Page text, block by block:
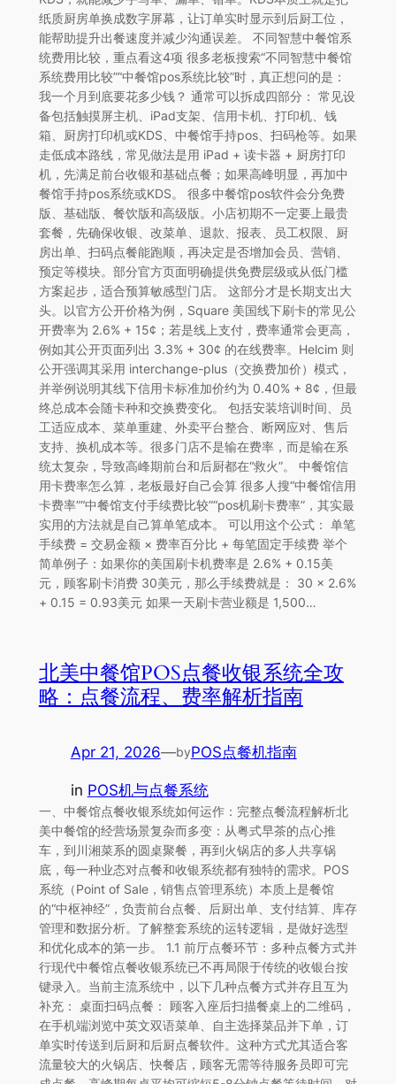
纸质厨房单换成数字屏幕，让订单实时显示到后厨工位，
能帮助提升出餐速度并减少沟通误差。 不同智慧中餐馆系
统费用比较，重点看这4项 很多老板搜索“不同智慧中餐馆
系统费用比较”“中餐馆pos系统比较”时，真正想问的是：
我一个月到底要花多少钱？ 通常可以拆成四部分： 常见设
备包括触摸屏主机、iPad支架、信用卡机、打印机、钱
箱、厨房打印机或KDS、中餐馆手持pos、扫码枪等。如果
走低成本路线，常见做法是用 iPad + 读卡器 + 厨房打印
机，先满足前台收银和基础点餐；如果高峰明显，再加中
餐馆手持pos系统或KDS。 很多中餐馆pos软件会分免费
版、基础版、餐饮版和高级版。小店初期不一定要上最贵
套餐，先确保收银、改菜单、退款、报表、员工权限、厨
房出单、扫码点餐能跑顺，再决定是否增加会员、营销、
预定等模块。部分官方页面明确提供免费层级或从低门槛
方案起步，适合预算敏感型门店。 这部分才是长期支出大
头。以官方公开价格为例，Square 美国线下刷卡的常见公
开费率为 2.6% + 15¢；若是线上支付，费率通常会更高，
例如其公开页面列出 3.3% + 30¢ 的在线费率。Helcim 则
公开强调其采用 interchange-plus（交换费加价）模式，
并举例说明其线下信用卡标准加价约为 0.40% + 8¢，但最
终总成本会随卡种和交换费变化。 包括安装培训时间、员
工适应成本、菜单重建、外卖平台整合、断网应对、售后
支持、换机成本等。很多门店不是输在费率，而是输在系
统太复杂，导致高峰期前台和后厨都在“救火”。 中餐馆信
用卡费率怎么算，老板最好自己会算 很多人搜“中餐馆信用
卡费率”“中餐馆支付手续费比较”“pos机刷卡费率”，其实最
实用的方法就是自己算单笔成本。 可以用这个公式： 单笔
手续费 = 交易金额 × 费率百分比 + 每笔固定手续费 举个
简单例子：如果你的美国刷卡机费率是 2.6% + 0.15美
元，顾客刷卡消费 30美元，那么手续费就是： 30 × 2.6%
+ 0.15 = 0.93美元 如果一天刷卡营业额是 1,500…
北美中餐馆POS点餐收银系统全攻
略：点餐流程、费率解析指南
Apr 21, 2026—byPOS点餐机指南
in POS机与点餐系统
一、中餐馆点餐收银系统如何运作：完整点餐流程解析北
美中餐馆的经营场景复杂而多变：从粤式早茶的点心推
车，到川湘菜系的圆桌聚餐，再到火锅店的多人共享锅
底，每一种业态对点餐和收银系统都有独特的需求。POS
系统（Point of Sale，销售点管理系统）本质上是餐馆
的“中枢神经”，负责前台点餐、后厨出单、支付结算、库存
管理和数据分析。了解整套系统的运转逻辑，是做好选型
和优化成本的第一步。 1.1 前厅点餐环节：多种点餐方式并
行现代中餐馆点餐收银系统已不再局限于传统的收银台按
键录入。当前主流系统中，以下几种点餐方式并存且互为
补充： 桌面扫码点餐： 顾客入座后扫描餐桌上的二维码，
在手机端浏览中英文双语菜单、自主选择菜品并下单，订
单实时传送到后厨和后厨点餐软件。这种方式尤其适合客
流量较大的火锅店、快餐店，顾客无需等待服务员即可完